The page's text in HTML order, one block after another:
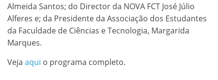
Almeida Santos; do Director da NOVA FCT José Júlio
Alferes e; da Presidente da Associação dos Estudantes
da Faculdade de Ciências e Tecnologia, Margarida
Marques.
Veja aqui o programa completo.